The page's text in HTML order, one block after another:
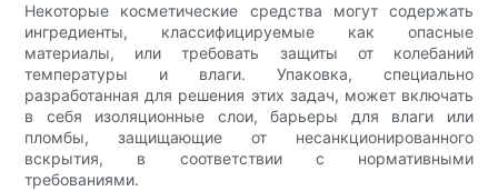
Некоторые косметические средства могут содержать
ингредиенты, классифицируемые как опасные
материалы, или требовать защиты от колебаний
температуры и влаги. Упаковка, специально
разработанная для решения этих задач, может включать
в себя изоляционные слои, барьеры для влаги или
пломбы, защищающие от несанкционированного
вскрытия, в соответствии с нормативными
требованиями.